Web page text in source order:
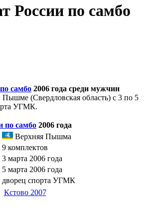
России по самбо
самбо 2006 года среди мужчин
Пышме (Свердловская область) с 3 по 5
УГМК.
по самбо 2006 года
Верхняя Пышма
9 комплектов
3 марта 2006 года
5 марта 2006 года
дворец спорта УГМК
Кстово 2007